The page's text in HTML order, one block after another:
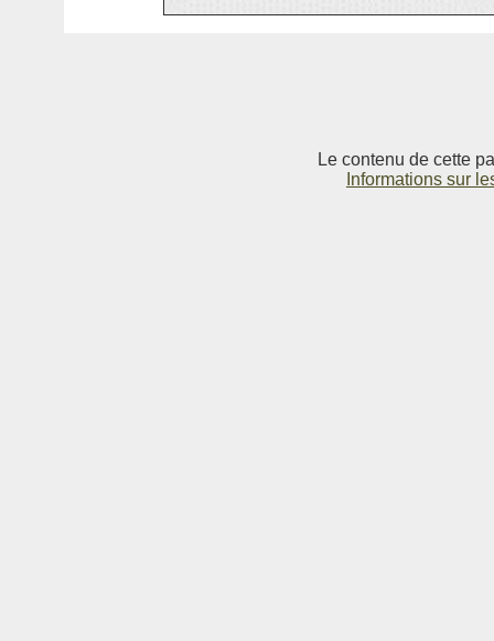
Le contenu de cette
Informations sur